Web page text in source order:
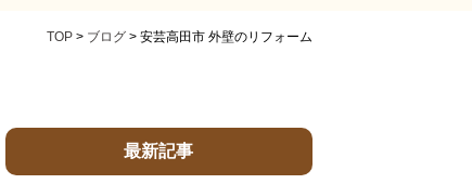
TOP > ブログ > 安芸高田市 外壁のリフォーム
最新記事